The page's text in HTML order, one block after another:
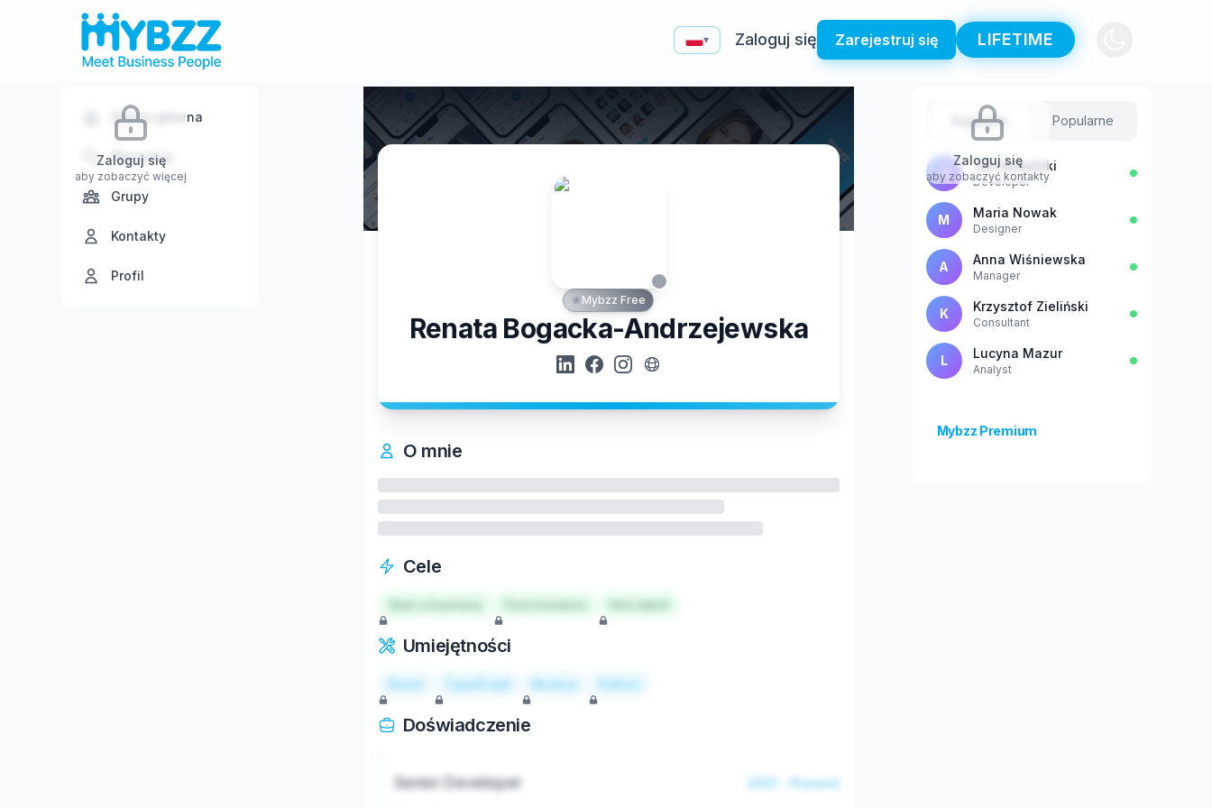
▾ Zaloguj się Zarejestruj się LIFETIME
Zaloguj się
aby zobaczyć więcej
Strona główna
Wyszukaj
Grupy
Kontakty
Profil
Mybzz Free
Renata Bogacka-Andrzejewska
O mnie
Cele
Start a business Hire talent
Umiejętności
React TypeScript Node.js Python
Doświadczenie
Senior Developer 2021 - Present
Zaloguj się
aby zobaczyć kontakty
Sugestie Popularne
J Jan Kowalski
Developer
M Maria Nowak
Designer
A Anna Wiśniewska
Manager
K Krzysztof Zieliński
Consultant
L Lucyna Mazur
Analyst
Mybzz Premium